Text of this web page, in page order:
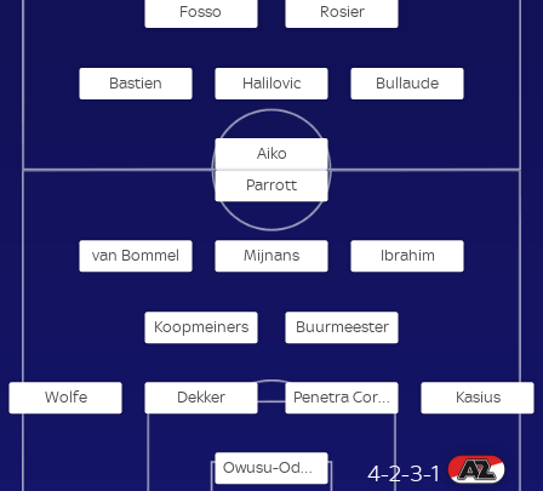
Fosso Rosier
Bastien Halilovic Bullaude
Aiko
AZ Alkmaar
4-2-3-1
Owusu-Oduro
Kasius
Penetra Correia
Dekker
Wolfe
Buurmeester
Koopmeiners
Ibrahim
Mijnans
van Bommel
Parrott